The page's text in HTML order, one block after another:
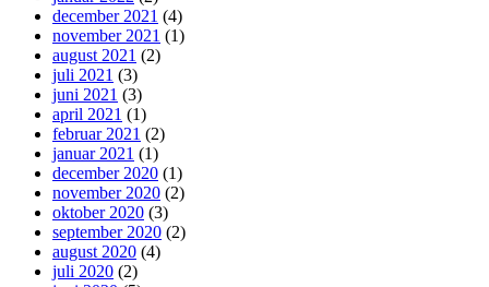
december 2021 (4)
november 2021 (1)
august 2021 (2)
juli 2021 (3)
juni 2021 (3)
april 2021 (1)
februar 2021 (2)
januar 2021 (1)
december 2020 (1)
november 2020 (2)
oktober 2020 (3)
september 2020 (2)
august 2020 (4)
juli 2020 (2)